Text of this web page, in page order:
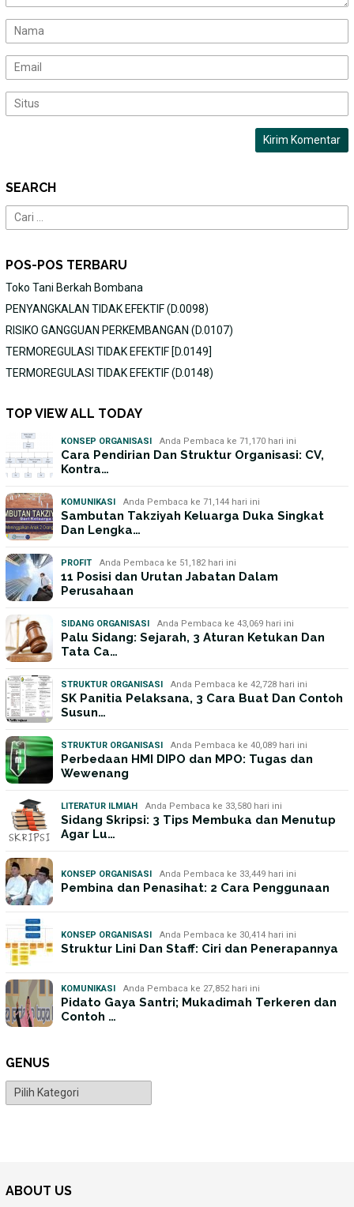
SEARCH
Cari
untuk:
POS-POS TERBARU
Toko Tani Berkah Bombana
PENYANGKALAN TIDAK EFEKTIF (D.0098)
RISIKO GANGGUAN PERKEMBANGAN (D.0107)
TERMOREGULASI TIDAK EFEKTIF [D.0149]
TERMOREGULASI TIDAK EFEKTIF (D.0148)
TOP VIEW ALL TODAY
KONSEP ORGANISASI Anda Pembaca ke 71,170 hari ini
Cara Pendirian Dan Struktur Organisasi: CV,
Kontra…
KOMUNIKASI Anda Pembaca ke 71,144 hari ini
Sambutan Takziyah Keluarga Duka Singkat
Dan Lengka…
PROFIT Anda Pembaca ke 51,182 hari ini
11 Posisi dan Urutan Jabatan Dalam
Perusahaan
SIDANG ORGANISASI Anda Pembaca ke 43,069 hari ini
Palu Sidang: Sejarah, 3 Aturan Ketukan Dan
Tata Ca…
STRUKTUR ORGANISASI Anda Pembaca ke 42,728 hari ini
SK Panitia Pelaksana, 3 Cara Buat Dan Contoh
Susun…
STRUKTUR ORGANISASI Anda Pembaca ke 40,089 hari ini
Perbedaan HMI DIPO dan MPO: Tugas dan
Wewenang
LITERATUR ILMIAH Anda Pembaca ke 33,580 hari ini
Sidang Skripsi: 3 Tips Membuka dan Menutup
Agar Lu…
KONSEP ORGANISASI Anda Pembaca ke 33,449 hari ini
Pembina dan Penasihat: 2 Cara Penggunaan
KONSEP ORGANISASI Anda Pembaca ke 30,414 hari ini
Struktur Lini Dan Staff: Ciri dan Penerapannya
KOMUNIKASI Anda Pembaca ke 27,852 hari ini
Pidato Gaya Santri; Mukadimah Terkeren dan
Contoh …
GENUS
Genus
ABOUT US